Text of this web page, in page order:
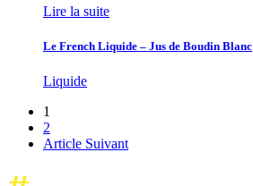
Lire la suite
Le French Liquide – Jus de Boudin Blanc
Liquide
1
2
Article Suivant